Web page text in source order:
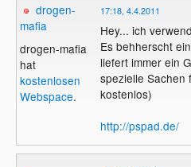
drogen-
mafia
drogen-mafia
hat
kostenlosen
Webspace.
17:18, 4.4.2011
Hey... ich
Es behherscht
liefert immer ein
spezielle Sachen
kostenlos)
http://pspad.de/